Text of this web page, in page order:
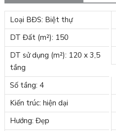
Loại BĐS: Biệt thự
DT Đất (m²): 150
DT sử dụng (m²): 120 x 3,5
tầng
Số tầng: 4
Kiến trúc: hiện dại
Hướng: Đẹp